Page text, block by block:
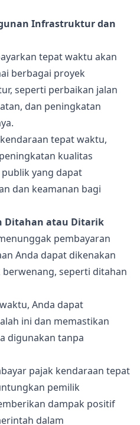
Infrastruktur dan
tepat waktu akan
berbagai proyek
seperti perbaikan jalan
dan peningkatan
tepat waktu,
kualitas
yang dapat
dan keamanan bagi
Ditahan atau Ditarik
pembayaran
Anda dapat dikenakan
seperti ditahan
Anda dapat
ini dan memastikan
digunakan tanpa
pajak kendaraan tepat
pemilik
dampak positif
dalam